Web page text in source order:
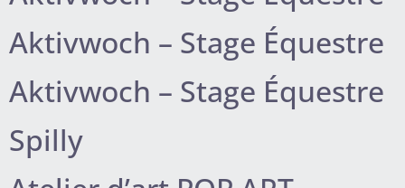
Aktivwoch – Stage Équestre
Aktivwoch – Stage Équestre
Spilly